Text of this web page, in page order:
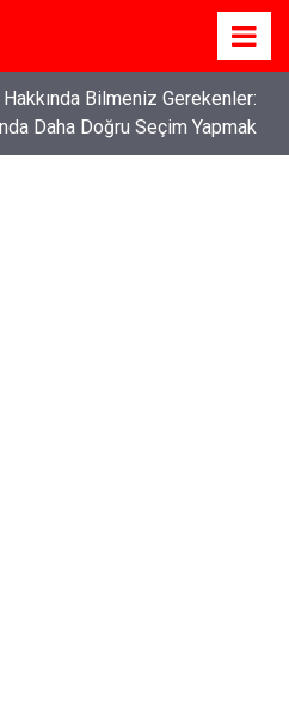
Bilmek ve Koruma Altına